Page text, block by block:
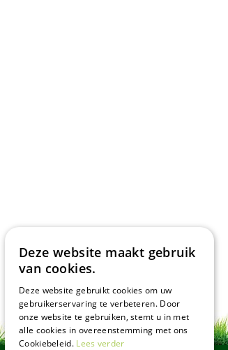
Deze website maakt gebruik
van cookies.
Deze website gebruikt cookies om uw
gebruikerservaring te verbeteren. Door
onze website te gebruiken, stemt u in met
alle cookies in overeenstemming met ons
Cookiebeleid. Lees verder